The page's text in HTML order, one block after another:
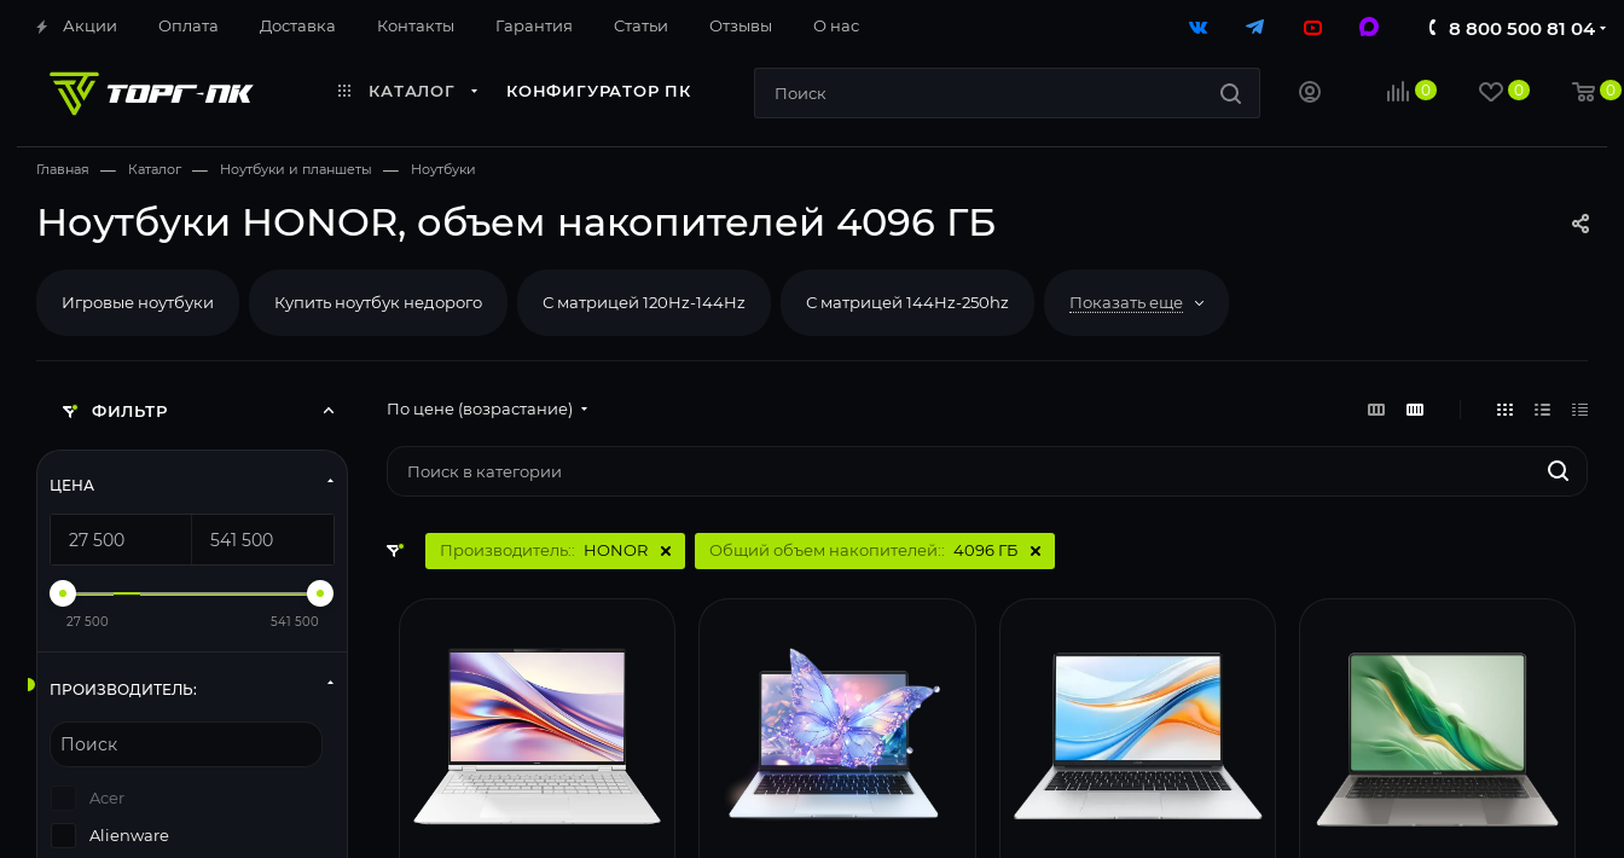
Акции Оплата Доставка Контакты Гарантия Cтатьи Отзывы О нас 8 800 500 81 04
КАТАЛОГ КОНФИГУРАТОР ПК 0 0 0
Главная — Каталог — Ноутбуки и планшеты — Ноутбуки
Ноутбуки HONOR, объем накопителей 4096 ГБ
Игровые ноутбуки Купить ноутбук недорого С матрицей 120Hz-144Hz С матрицей 144Hz-250hz Показать еще
По цене (возрастание)
Производитель:: HONOR Общий объем накопителей:: 4096 ГБ
ФИЛЬТР
ЦЕНА
27 500 541 500
ПРОИЗВОДИТЕЛЬ:
Acer
Alienware